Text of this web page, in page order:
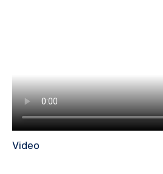
Video